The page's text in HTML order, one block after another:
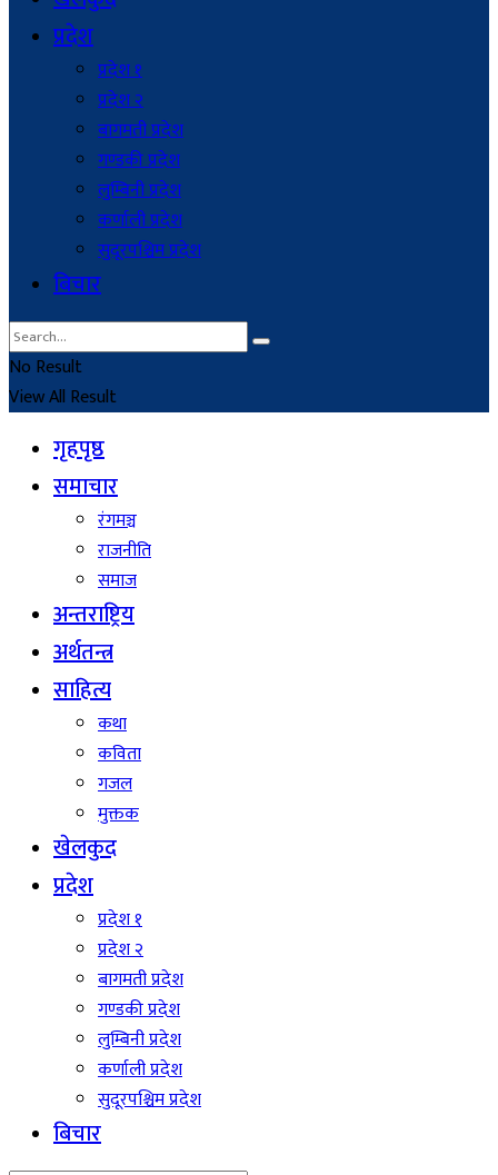
प्रदेश
प्रदेश १
प्रदेश २
बागमती प्रदेश
गण्डकी प्रदेश
लुम्बिनी प्रदेश
कर्णाली प्रदेश
सुदूरपश्चिम प्रदेश
बिचार
No Result
View All Result
गृहपृष्ठ
समाचार
रंगमञ्च
राजनीति
समाज
अन्तराष्ट्रिय
अर्थतन्त्र
साहित्य
कथा
कविता
गजल
मुक्तक
खेलकुद
प्रदेश
प्रदेश १
प्रदेश २
बागमती प्रदेश
गण्डकी प्रदेश
लुम्बिनी प्रदेश
कर्णाली प्रदेश
सुदूरपश्चिम प्रदेश
बिचार